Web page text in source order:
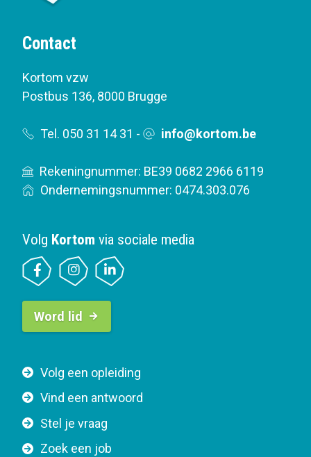
Contact
Kortom vzw
Postbus 136, 8000 Brugge
Tel. 050 31 14 31 - info@kortom.be
Rekeningnummer: BE39 0682 2966 6119
Ondernemingsnummer: 0474.303.076
F
o
t
e
Volg een opleiding
Vind een antwoord
Stel je vraag
Zoek een job
Volg Kortom via sociale media
B
t
o
n
a
v
Word lid